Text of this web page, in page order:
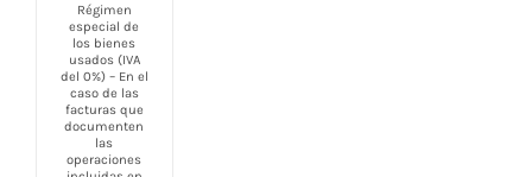
Régimen
especial de
los bienes
usados (IVA
del 0%) – En el
caso de las
facturas que
documenten
las
operaciones